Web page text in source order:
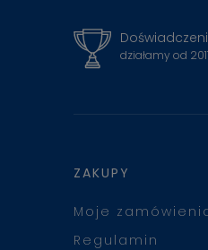
działamy od
ZAKUPY
Moje
Regulamin